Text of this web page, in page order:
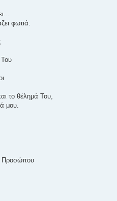
φωτιά.
το θέλημά Του,
μου.
Προσώπου